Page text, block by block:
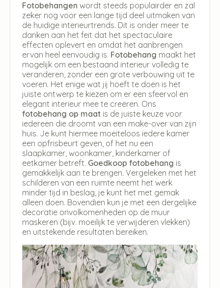
Fotobehangen wordt steeds populairder en zal
zeker nog voor een lange tijd deel uitmaken van
de huidige interieurtrends. Dit is onder meer te
danken aan het feit dat het spectaculaire
effecten oplevert en omdat het aanbrengen
ervan heel eenvoudig is. Fotobehang maakt het
mogelijk om een bestaand interieur volledig te
veranderen, zonder een grote verbouwing uit te
voeren. Het enige wat jij hoeft te doen is het
juiste ontwerp te kiezen om er een sfeervol en
elegant interieur mee te creëren. Ons
fotobehang op maat is de juiste keuze voor
iedereen die droomt van een make-over van zijn
huis. Je kunt hiermee moeiteloos iedere kamer
een opfrisbeurt geven, of het nu een
slaapkamer, woonkamer, kinderkamer of
eetkamer betreft. Goedkoop fotobehang is
gemakkelijk aan te brengen. Vergeleken met het
schilderen van een ruimte neemt het werk
minder tijd in beslag, je kunt het met gemak
alleen doen. Bovendien kun je met een dergelijke
decoratie onvolkomenheden op de muur
maskeren (bijv. moeilijk te verwijderen vlekken)
en uitstekende resultaten bereiken.